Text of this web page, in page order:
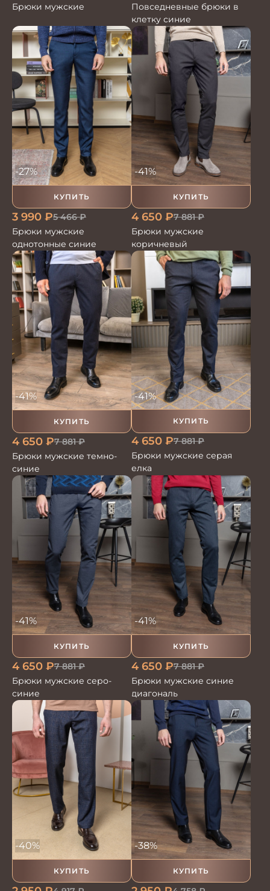
Брюки мужские
Повседневные брюки в
клетку синие
КУПИТЬ
-27%
3 990 ₽5 466₽
Брюки мужские
однотонные синие
КУПИТЬ
-41%
4 650 ₽7 881₽
Брюки мужские
коричневый
КУПИТЬ
-41%
4 650 ₽7 881₽
Брюки мужские темно-
синие
КУПИТЬ
-41%
4 650 ₽7 881₽
Брюки мужские серая
елка
КУПИТЬ
-41%
4 650 ₽7 881₽
Брюки мужские серо-
синие
КУПИТЬ
-41%
4 650 ₽7 881₽
Брюки мужские синие
диагональ
КУПИТЬ
-40%
КУПИТЬ
-38%